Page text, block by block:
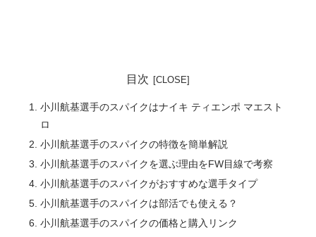
目次
小川航基選手のスパイクはナイキ ティエンポ マエスト
ロ
小川航基選手のスパイクの特徴を簡単解説
小川航基選手のスパイクを選ぶ理由をFW目線で考察
小川航基選手のスパイクがおすすめな選手タイプ
小川航基選手のスパイクは部活でも使える？
小川航基選手のスパイクの価格と購入リンク